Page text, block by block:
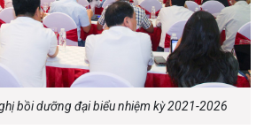
bồi dưỡng đại biểu nhiệm kỳ 2021-2026